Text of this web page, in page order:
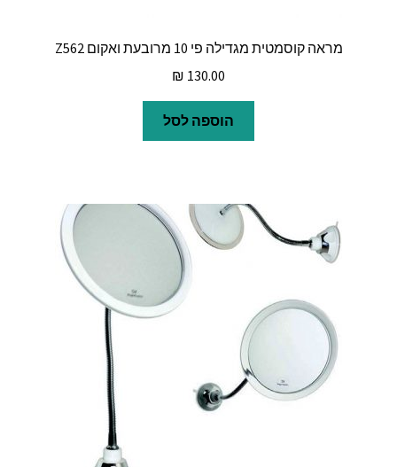
מראה קוסמטית מגדילה פי 10 מרובעת ואקום Z562
₪ 130.00
הוספה לסל